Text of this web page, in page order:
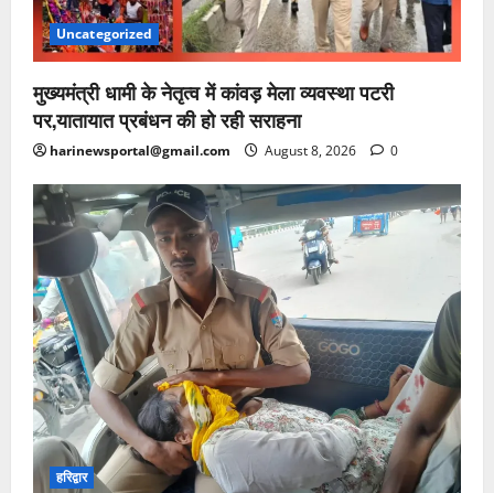
Uncategorized
मुख्यमंत्री धामी के नेतृत्व में कांवड़ मेला व्यवस्था पटरी
पर,यातायात प्रबंधन की हो रही सराहना
harinewsportal@gmail.com August 8, 2026 0
हरिद्वार